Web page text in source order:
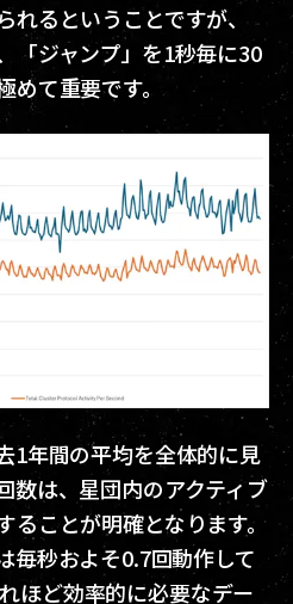
るということですが、
「ジャンプ」を1秒毎に30
て重要です。
1年間の平均を全体的に見
数は、星団内のアクティブ
ることが明確となります。
毎秒およそ0.7回動作して
ほど効率的に必要なデー